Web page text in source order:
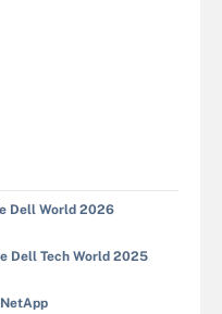
Dell World 2026
Dell Tech World 2025